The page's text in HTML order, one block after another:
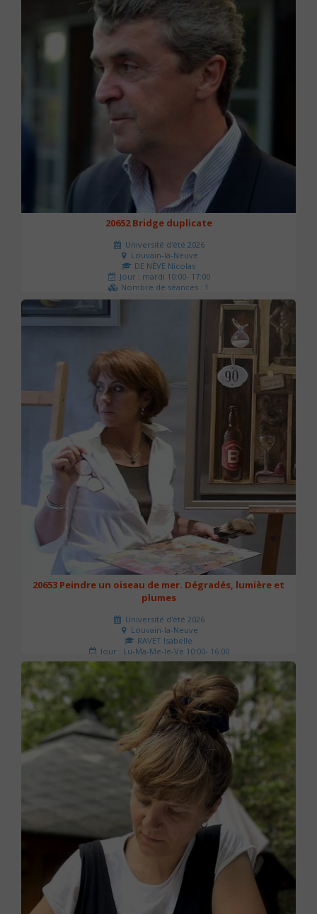
20652 Bridge duplicate
Université d'été 2026
Louvain-la-Neuve
DE NÈVE Nicolas
Jour : mardi 10:00- 17:00
Nombre de séances : 1
50 €
20653 Peindre un oiseau de mer. Dégradés, lumière et
plumes
Université d'été 2026
Louvain-la-Neuve
RAVET Isabelle
Jour : Lu-Ma-Me-Je-Ve 10:00- 16:00
Nombre de séances : 2